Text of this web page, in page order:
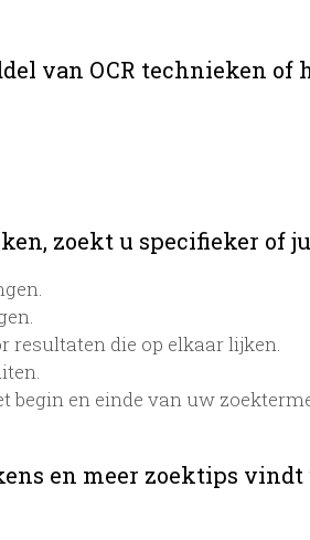
van OCR technieken of
zoekt u specifieker of
resultaten die op elkaar lijken.
begin en einde van uw
en meer zoektips vindt